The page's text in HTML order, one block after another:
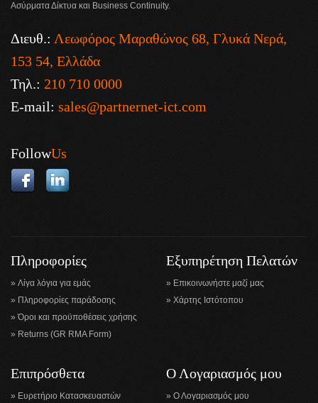
Ασύρματα Δίκτυα και Business Continuity.
Διευθ.: Λεωφόρος Μαραθώνος 68, Γλυκά Νερά,
153 54, Ελλάδα
Τηλ.: 210 710 0000
E-mail: sales@partnernet-ict.com
FollowUs
Πληροφορίες
Λίγα λόγια για εμάς
Πληροφορίες παράδοσης
Όροι και προϋποθέσεις χρήσης
Returns (GR RMA Form)
Εξυπηρέτηση Πελατών
Επικοινωνήστε μαζί μας
Χάρτης Ιστότοπου
Επιπρόσθετα
Ευρετήριο Κατασκευαστών
Ο Λογαριασμός μου
Ο Λογαριασμός μου